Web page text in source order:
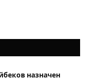
назначен